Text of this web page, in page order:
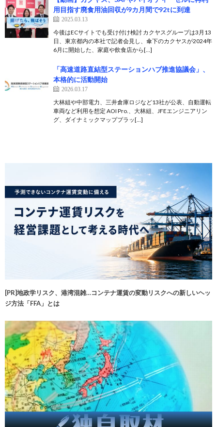
用目指す廃食用油回収が9カ月間で92tに到達
2025.03.13
今後はECサイトでも受け付け検討 カクヤスグループは3月13
日、東京都内の本社で記者会見し、傘下のカクヤスが2024年
6月に開始した、家庭や飲食店から[…]
「高速道路直結型ステーションハブ推進協議会」、
本格的に活動開始
2026.03.17
大林組や中部電力、三井倉庫ロジなど13社が公表、自動運転
車両など利用を想定 AOI Pro.、大林組、JFEエンジニアリン
グ、ダイナミックマッププラッ[…]
[PR]地政学リスク、港湾混雑…コンテナ運賃の変動リスクへの新しいヘッ
ジ方法「FFA」とは